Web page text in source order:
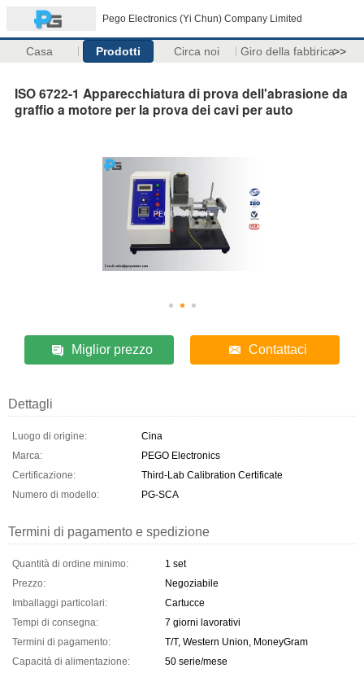
Pego Electronics (Yi Chun) Company Limited
Casa Prodotti Circa noi Giro della fabbrica>>
ISO 6722-1 Apparecchiatura di prova dell'abrasione da
graffio a motore per la prova dei cavi per auto
Miglior prezzo Contattaci
Dettagli
Luogo di origine:
Cina
Marca:
PEGO Electronics
Certificazione:
Third-Lab Calibration Certificate
Numero di modello:
PG-SCA
Termini di pagamento e spedizione
Quantità di ordine minimo:
1 set
Prezzo:
Negoziabile
Imballaggi particolari:
Cartucce
Tempi di consegna:
7 giorni lavorativi
Termini di pagamento:
T/T, Western Union, MoneyGram
Capacità di alimentazione:
50 serie/mese